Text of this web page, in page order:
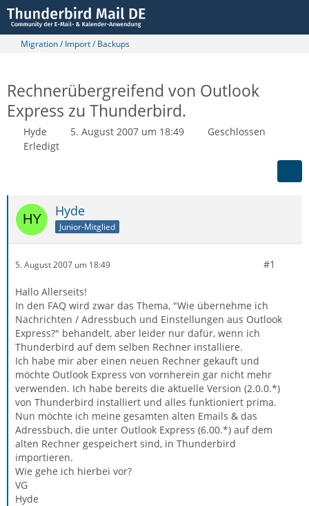
Migration / Import / Backups
Rechnerübergreifend von Outlook
Express zu Thunderbird.
Hyde 5. August 2007 um 18:49
Geschlossen
Erledigt
Hyde
Junior-Mitglied
5. August 2007 um 18:49 #1
Hallo Allerseits!
In den FAQ wird zwar das Thema, "Wie übernehme ich
Nachrichten / Adressbuch und Einstellungen aus Outlook
Express?" behandelt, aber leider nur dafür, wenn ich
Thunderbird auf dem selben Rechner installiere.
Ich habe mir aber einen neuen Rechner gekauft und
möchte Outlook Express von vornherein gar nicht mehr
verwenden. Ich habe bereits die aktuelle Version (2.0.0.*)
von Thunderbird installiert und alles funktioniert prima.
Nun möchte ich meine gesamten alten Emails & das
Adressbuch, die unter Outlook Express (6.00.*) auf dem
alten Rechner gespeichert sind, in Thunderbird
importieren.
Wie gehe ich hierbei vor?
VG
Hyde